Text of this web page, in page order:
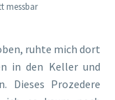
messbar
ruhte mich dort
in den Keller und
Dieses Prozedere